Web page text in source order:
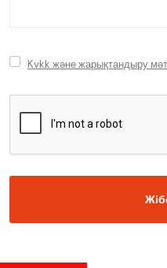
Kvkk және жарықтандыру